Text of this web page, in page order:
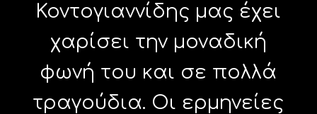
Κοντογιαννίδης μας έχει
χαρίσει την μοναδική
φωνή του και σε πολλά
τραγούδια. Οι ερμηνείες